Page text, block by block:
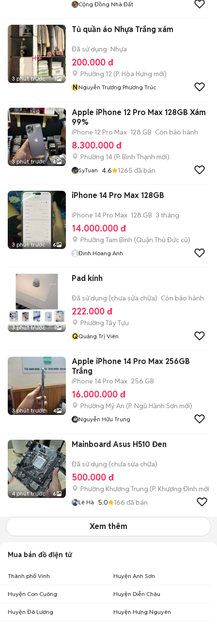
Cộng Đồng Nhà Đất
3 phút trước 1
Tủ quần áo Nhựa Trắng xám
Đã sử dụng Nhựa
200.000 đ
Phường 12 (P. Hòa Hưng mới)
NNguyễn Trương Phương Trúc
3 phút trước 6
Apple iPhone 12 Pro Max 128GB Xám
99%
iPhone 12 Pro Max 128 GB Còn bảo hành
8.300.000 đ
Phường 14 (P. Bình Thạnh mới)
SyTuan 4.6 1265 đã bán
3 phút trước 6
iPhone 14 Pro Max 128GB
iPhone 14 Pro Max 128 GB 3 tháng
14.000.000 đ
Phường Tam Bình (Quận Thủ Đức cũ)
Đinh Hoang Anh
3 phút trước 1
Pad kính
Đã sử dụng (chưa sửa chữa) Còn bảo hành
222.000 đ
Phường Tây Tựu
QQuảng Trị Viên
3 phút trước 4
Apple iPhone 14 Pro Max 256GB
Trắng
iPhone 14 Pro Max 256 GB
16.000.000 đ
Phường Mỹ An (P. Ngũ Hành Sơn mới)
Nguyễn Hữu Trung
4 phút trước 6
Mainboard Asus H510 Đen
Đã sử dụng (chưa sửa chữa)
500.000 đ
Phường Khương Trung (P. Khương Đình mới)
Lê Hà 5.0 166 đã bán
Xem thêm
Mua bán đồ điện tử
Thành phố Vinh Huyện Anh Sơn
Huyện Con Cuông Huyện Diễn Châu
Huyện Đô Lương Huyện Hưng Nguyên